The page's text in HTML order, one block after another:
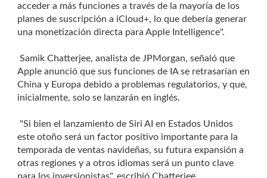
acceder a más funciones a través de la mayoría de los
planes de suscripción a iCloud+, lo que debería generar
una monetización directa para Apple Intelligence".
Samik Chatterjee, analista de JPMorgan, señaló que
Apple anunció que sus funciones de IA se retrasarían en
China y Europa debido a problemas regulatorios, y que,
inicialmente, solo se lanzarán en inglés.
"Si bien el lanzamiento de Siri AI en Estados Unidos
este otoño será un factor positivo importante para la
temporada de ventas navideñas, su futura expansión a
otras regiones y a otros idiomas será un punto clave